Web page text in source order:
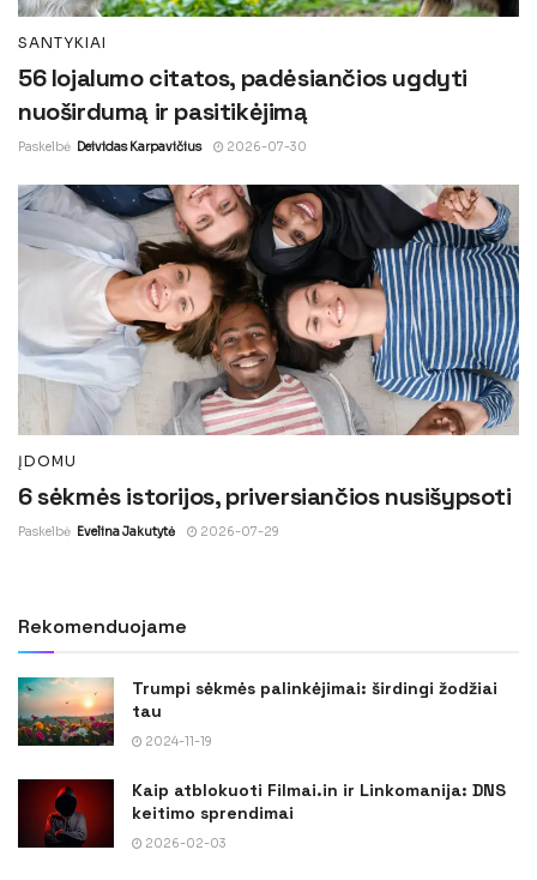
SANTYKIAI
56 lojalumo citatos, padėsiančios ugdyti
nuoširdumą ir pasitikėjimą
Paskelbė Deividas Karpavičius 2026-07-30
ĮDOMU
6 sėkmės istorijos, priversiančios nusišypsoti
Paskelbė Evelina Jakutytė 2026-07-29
Rekomenduojame
Trumpi sėkmės palinkėjimai: širdingi žodžiai
tau
2024-11-19
Kaip atblokuoti Filmai.in ir Linkomanija: DNS
keitimo sprendimai
2026-02-03